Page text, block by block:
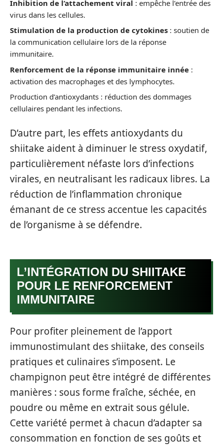
Inhibition de l’attachement viral : empêche l’entrée des
virus dans les cellules.
Stimulation de la production de cytokines : soutien de
la communication cellulaire lors de la réponse
immunitaire.
Renforcement de la réponse immunitaire innée :
activation des macrophages et des lymphocytes.
Production d’antioxydants : réduction des dommages
cellulaires pendant les infections.
D’autre part, les effets antioxydants du
shiitake aident à diminuer le stress oxydatif,
particulièrement néfaste lors d’infections
virales, en neutralisant les radicaux libres. La
réduction de l’inflammation chronique
émanant de ce stress accentue les capacités
de l’organisme à se défendre.
L’INTÉGRATION DU SHIITAKE
POUR LE RENFORCEMENT
IMMUNITAIRE
Pour profiter pleinement de l’apport
immunostimulant des shiitake, des conseils
pratiques et culinaires s’imposent. Le
champignon peut être intégré de différentes
manières : sous forme fraîche, séchée, en
poudre ou même en extrait sous gélule.
Cette variété permet à chacun d’adapter sa
consommation en fonction de ses goûts et